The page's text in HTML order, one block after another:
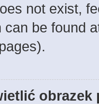
not exist,
can be found